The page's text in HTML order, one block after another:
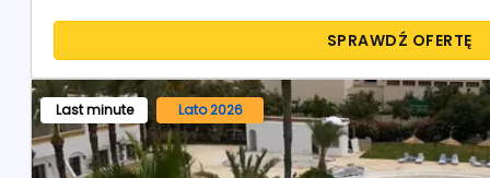
SPRAWDŹ OFERTĘ
Last minute Lato 2026